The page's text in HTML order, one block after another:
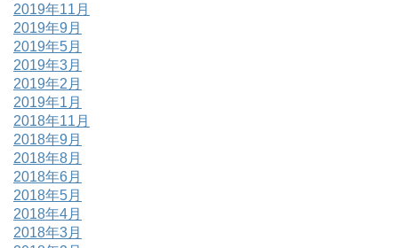
2019年11月
2019年9月
2019年5月
2019年3月
2019年2月
2019年1月
2018年11月
2018年9月
2018年8月
2018年6月
2018年5月
2018年4月
2018年3月